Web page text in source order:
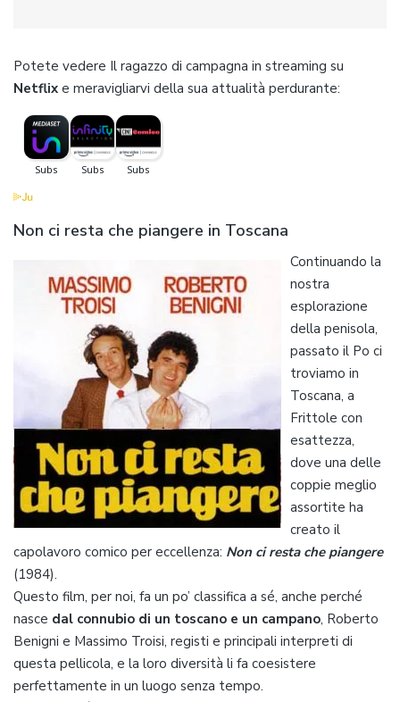
Potete vedere Il ragazzo di campagna in streaming su
Netflix e meravigliarvi della sua attualità perdurante:
Non ci resta che piangere in Toscana
Continuando la
nostra
esplorazione
della penisola,
passato il Po ci
troviamo in
Toscana, a
Frittole con
esattezza,
dove una delle
coppie meglio
assortite ha
creato il
capolavoro comico per eccellenza: Non ci resta che piangere
(1984).
Questo film, per noi, fa un po’ classifica a sé, anche perché
nasce dal connubio di un toscano e un campano, Roberto
Benigni e Massimo Troisi, registi e principali interpreti di
questa pellicola, e la loro diversità li fa coesistere
perfettamente in un luogo senza tempo.